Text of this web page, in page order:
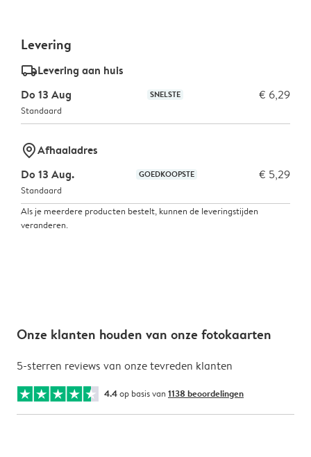
Levering
delivery_standard_v2Levering aan huis
Do 13 Aug
SNELSTE € 6,29
Standaard
marker-pinAfhaaladres
Do 13 Aug.
GOEDKOOPSTE € 5,29
Standaard
Als je meerdere producten bestelt, kunnen de leveringstijden
veranderen.
Onze klanten houden van onze fotokaarten
5-sterren reviews van onze tevreden klanten
4.4op basis van 1138 beoordelingen